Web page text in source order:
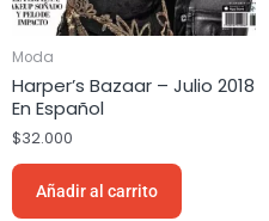
Moda
Harper’s Bazaar – Julio 2018
En Español
$32.000
Añadir al carrito